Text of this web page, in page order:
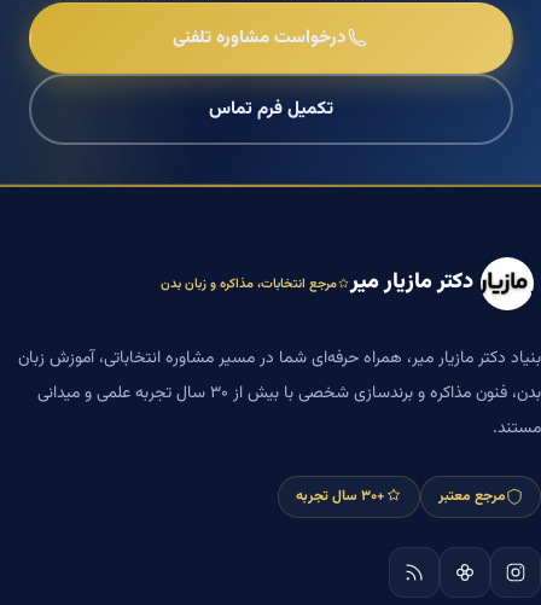
درخواست مشاوره تلفنی
تکمیل فرم تماس
دکتر مازیار میر مرجع انتخابات، مذاکره و زبان بدن
بنیاد دکتر مازیار میر، همراه حرفه‌ای شما در مسیر مشاوره انتخاباتی، آموزش زبان
بدن، فنون مذاکره و برندسازی شخصی با بیش از ۳۰ سال تجربه علمی و میدانی
مستند.
مرجع معتبر +۳۰ سال تجربه